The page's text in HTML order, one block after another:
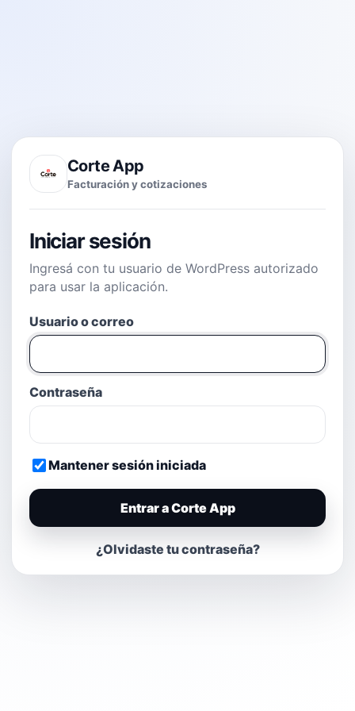
Corte App
Facturación y cotizaciones
Iniciar sesión
Ingresá con tu usuario de WordPress autorizado
para usar la aplicación.
Usuario o correo
Contraseña
Mantener sesión iniciada
Entrar a Corte App
¿Olvidaste tu contraseña?